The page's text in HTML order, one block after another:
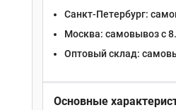
Санкт-Петербург:
Москва: самовывоз с
Оптовый склад:
Основные